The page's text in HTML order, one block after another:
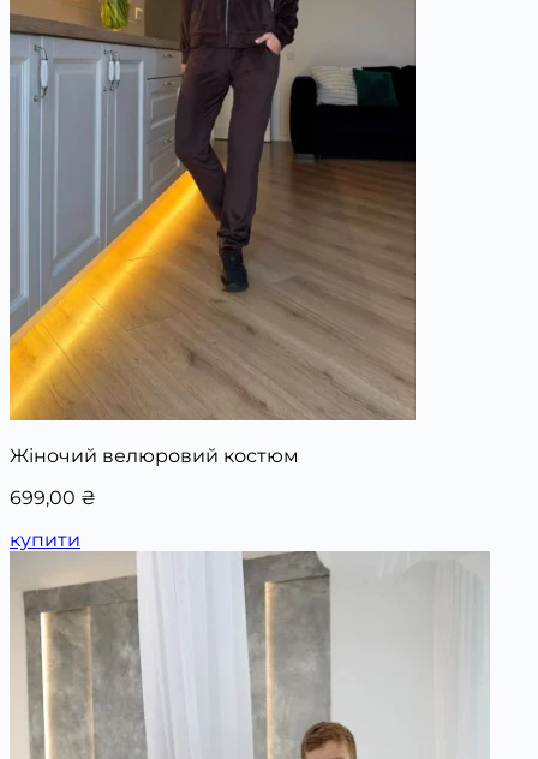
Жіночий велюровий костюм
699,00 ₴
купити